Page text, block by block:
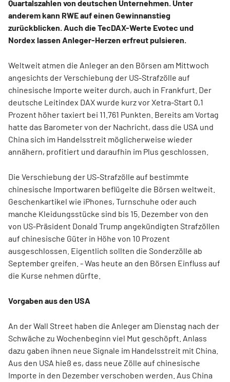
Quartalszahlen von deutschen Unternehmen. Unter
anderem kann RWE auf einen Gewinnanstieg
zurückblicken. Auch die TecDAX-Werte Evotec und
Nordex lassen Anleger-Herzen erfreut pulsieren.
Weltweit atmen die Anleger an den Börsen am Mittwoch
angesichts der Verschiebung der US-Strafzölle auf
chinesische Importe weiter durch, auch in Frankfurt. Der
deutsche Leitindex DAX wurde kurz vor Xetra-Start 0,1
Prozent höher taxiert bei 11.761 Punkten. Bereits am Vortag
hatte das Barometer von der Nachricht, dass die USA und
China sich im Handelsstreit möglicherweise wieder
annähern, profitiert und daraufhin im Plus geschlossen.
Die Verschiebung der US-Strafzölle auf bestimmte
chinesische Importwaren beflügelte die Börsen weltweit.
Geschenkartikel wie iPhones, Turnschuhe oder auch
manche Kleidungsstücke sind bis 15. Dezember von den
von US-Präsident Donald Trump angekündigten Strafzöllen
auf chinesische Güter in Höhe von 10 Prozent
ausgeschlossen. Eigentlich sollten die Sonderzölle ab
September greifen. - Was heute an den Börsen Einfluss auf
die Kurse nehmen dürfte.
Vorgaben aus den USA
An der Wall Street haben die Anleger am Dienstag nach der
Schwäche zu Wochenbeginn viel Mut geschöpft. Anlass
dazu gaben ihnen neue Signale im Handelsstreit mit China.
Aus den USA hieß es, dass neue Zölle auf chinesische
Importe in den Dezember verschoben werden. Aus China